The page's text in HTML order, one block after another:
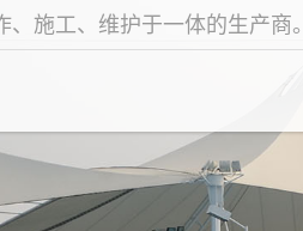
施工、维护于一体的生产商。